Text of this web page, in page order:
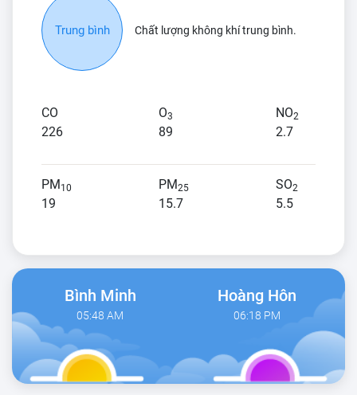
Trung bình Chất lượng không khí trung bình.
CO
226
O3
89
NO2
2.7
PM10
19
PM25
15.7
SO2
5.5
Bình Minh
05:48 AM
Hoàng Hôn
06:18 PM